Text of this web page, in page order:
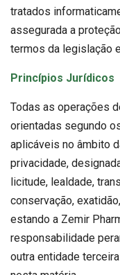
tratados
assegurada a
termos da legislação
Princípios Jurídicos
Todas as operações
orientadas segundo
aplicáveis no âmbito
privacidade,
licitude, lealdade,
conservação,
estando a Zemir
responsabilidade
outra entidade